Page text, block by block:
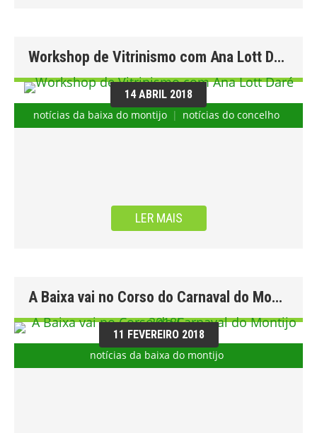
Workshop de Vitrinismo com Ana Lott Daré
14 ABRIL 2018
notícias da baixa do montijo
notícias do concelho
LER MAIS
A Baixa vai no Corso do Carnaval do Montijo 2018!
11 FEVEREIRO 2018
notícias da baixa do montijo